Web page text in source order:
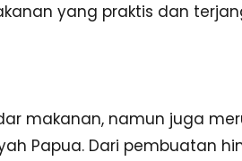
yang praktis dan
makanan, namun juga
Papua. Dari pembuatan